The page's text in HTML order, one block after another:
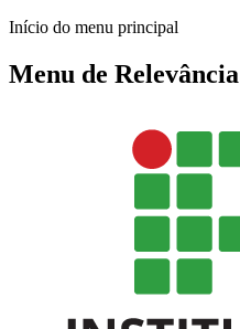
Início do menu principal
Menu de Relevância